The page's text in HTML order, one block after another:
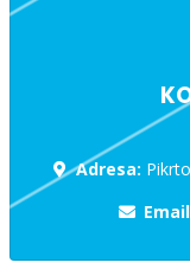
Adresa: